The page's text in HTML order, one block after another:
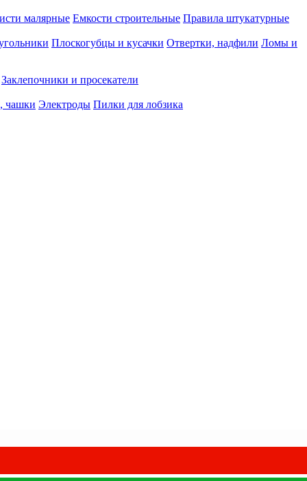
малярные Емкости строительные Правила штукатурные
Плоскогубцы и кусачки Отвертки, надфили Ломы и
Заклепочники и просекатели
чашки Электроды Пилки для лобзика